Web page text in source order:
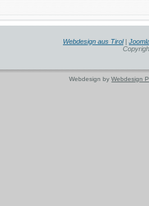
Webdesign aus Tirol|
Webdesign byWebdesign